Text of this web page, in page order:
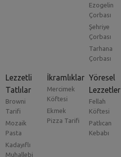
Ezogelin
Çorbası
Şehriye
Çorbası
Tarhana
Çorbası
Lezzetli
Tatlılar
Browni
Tarifi
Mozaik
Pasta
Kadayıflı
Muhallebi
İkramlıklar
Mercimek
Köftesi
Ekmek
Pizza Tarifi
Yöresel
Lezzetler
Fellah
Köftesi
Patlıcan
Kebabı